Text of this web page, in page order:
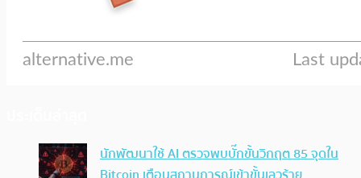
นักพัฒนาใช้ AI ตรวจพบบั๊กขั้นวิกฤต 85 จุดใน